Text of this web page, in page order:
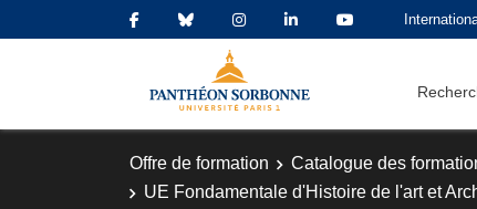
Offre de formation Catalogue des
UE Fondamentale d'Histoire de l'art et